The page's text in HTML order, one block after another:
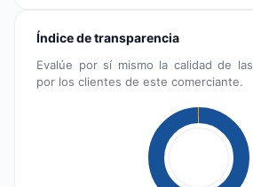
Índice de transparencia
Evalúe por sí mismo la calidad de
por los clientes de este comerciante.